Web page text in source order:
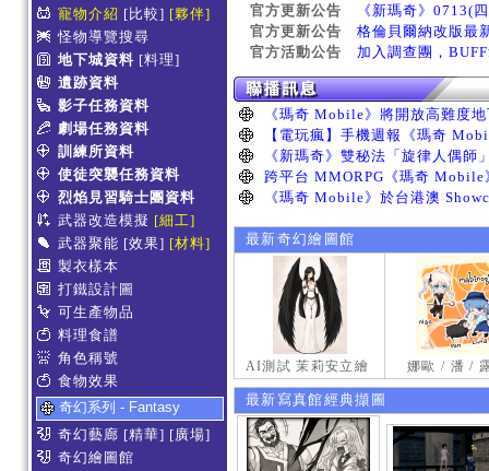
寵物介紹 [比較] [夥伴]
怪物導覽搜尋
地下城資料 [料理]
遺跡資料
影子任務資料
劇場任務資料
訓練所資料
使徒突襲任務資料
烈焰見習騎士團資料
武器改造模擬 [細工]
武器聚能 [效果] [材料]
製衣樣本
打鐵設計圖
可生產物品
料理食譜
角色稱號
食物效果
奇幻系列 - Fantasy
奇幻藝廊 [精華] [廣場]
奇幻繪圖館
官方更新公告
《新瑪奇》0713(
官方更新公告
格倫貝爾納改版最
官方活動公告
加入調查團，
最新奇幻繪圖館
AI測試 茉莉安立繪 娜歐 / 潘 /
最新寫真館經典擷圖